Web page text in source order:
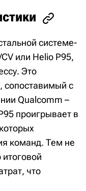
системе-
или Helio P95,
Это
сопоставимый с
Qualcomm –
проигрывает в
команд. Тем не
что